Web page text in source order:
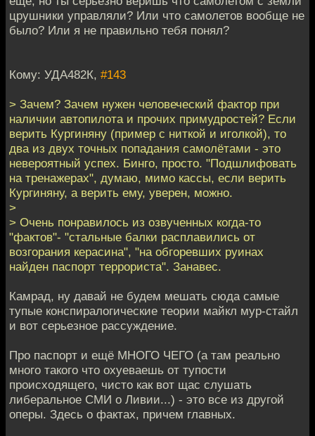
црушники управляли? Или что самолетов вообще не
было? Или я не правильно тебя понял?
Кому: УДА482К, #143
> Зачем? Зачем нужен человеческий фактор при
наличии автопилота и прочих примудростей? Если
верить Кургиняну (пример с ниткой и иголкой), то
два из двух точных попадания самолётами - это
невероятный успех. Бинго, просто. "Подшлифовать
на тренажерах", думаю, мимо кассы, если верить
Кургиняну, а верить ему, уверен, можно.
>
> Очень понравилось из озвученных когда-то
"фактов"- "стальные балки расплавились от
возгорания керасина", "на обгоревших руинах
найден паспорт террориста". Занавес.
Камрад, ну давай не будем мешать сюда самые
тупые конспиралогические теории майкл мур-стайл
и вот серьезное рассуждение.
Про паспорт и ещё МНОГО ЧЕГО (а там реально
много такого что охуеваешь от тупости
происходящего, чисто как вот щас слушать
либеральное СМИ о Ливии...) - это все из другой
оперы. Здесь о фактах, причем главных.